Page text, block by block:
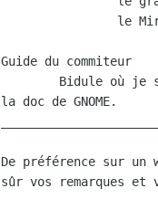
Guide du commiteur
la doc de GNOME.
De préférence sur
sûr vos remarques et